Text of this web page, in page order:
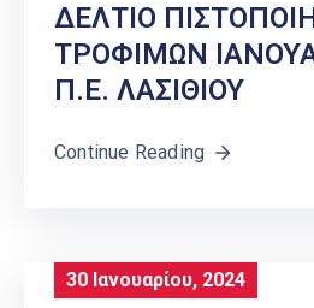
ΔΕΛΤΙΟ
ΤΡΟΦΙΜΩΝ
Π.Ε. ΛΑΣΙΘΙΟΥ
Continue Reading
30 Ιανουαρίου, 2024